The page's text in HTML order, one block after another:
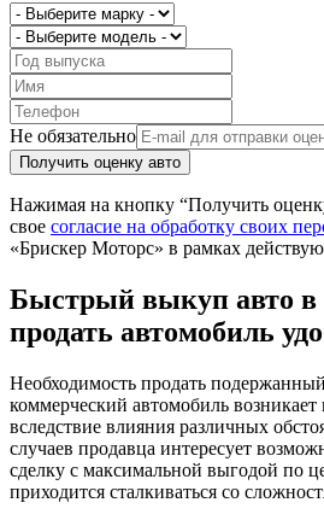
Не обязательно
Получить оценку авто
Нажимая на кнопку “Получить
свое согласие на обработку своих
«Брискер Моторс» в рамках
Быстрый выкуп авто
продать автомобиль
Необходимость продать
коммерческий автомобиль
вследствие влияния различных
случаев продавца интересует
сделку с максимальной выгодой по
приходится сталкиваться со